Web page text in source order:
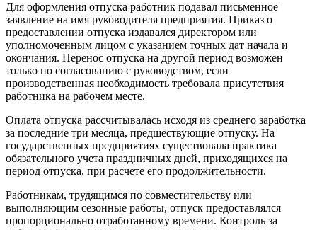
Для оформления отпуска работник подавал письменное
заявление на имя руководителя предприятия. Приказ о
предоставлении отпуска издавался директором или
уполномоченным лицом с указанием точных дат начала и
окончания. Перенос отпуска на другой период возможен
только по согласованию с руководством, если
производственная необходимость требовала присутствия
работника на рабочем месте.
Оплата отпуска рассчитывалась исходя из среднего заработка
за последние три месяца, предшествующие отпуску. На
государственных предприятиях существовала практика
обязательного учета праздничных дней, приходящихся на
период отпуска, при расчете его продолжительности.
Работникам, трудящимся по совместительству или
выполняющим сезонные работы, отпуск предоставлялся
пропорционально отработанному времени. Контроль за